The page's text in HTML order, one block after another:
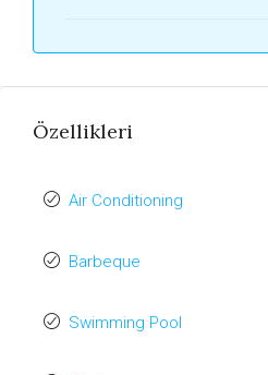
Özellikleri
Air Conditioning
Barbeque
Swimming Pool